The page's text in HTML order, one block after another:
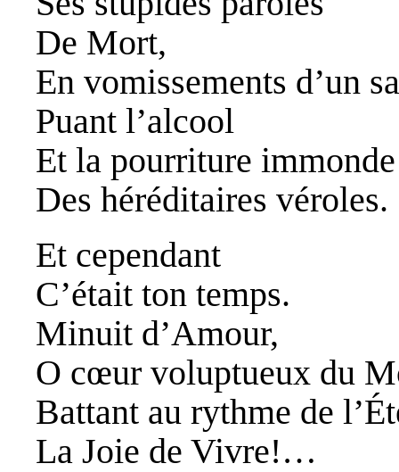
De Mort,
En vomissements d’un
Puant l’alcool
Et la pourriture immonde
Des héréditaires véroles.
Et cependant
C’était ton temps.
Minuit d’Amour,
O cœur voluptueux du
Battant au rythme de
La Joie de Vivre!…